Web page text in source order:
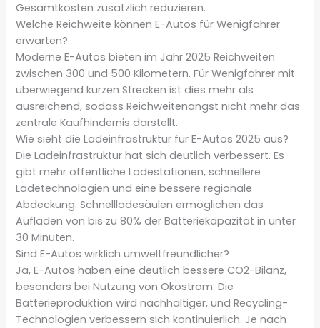
Gesamtkosten zusätzlich reduzieren.
Welche Reichweite können E-Autos für Wenigfahrer
erwarten?
Moderne E-Autos bieten im Jahr 2025 Reichweiten
zwischen 300 und 500 Kilometern. Für Wenigfahrer mit
überwiegend kurzen Strecken ist dies mehr als
ausreichend, sodass Reichweitenangst nicht mehr das
zentrale Kaufhindernis darstellt.
Wie sieht die Ladeinfrastruktur für E-Autos 2025 aus?
Die Ladeinfrastruktur hat sich deutlich verbessert. Es
gibt mehr öffentliche Ladestationen, schnellere
Ladetechnologien und eine bessere regionale
Abdeckung. Schnellladesäulen ermöglichen das
Aufladen von bis zu 80% der Batteriekapazität in unter
30 Minuten.
Sind E-Autos wirklich umweltfreundlicher?
Ja, E-Autos haben eine deutlich bessere CO2-Bilanz,
besonders bei Nutzung von Ökostrom. Die
Batterieproduktion wird nachhaltiger, und Recycling-
Technologien verbessern sich kontinuierlich. Je nach